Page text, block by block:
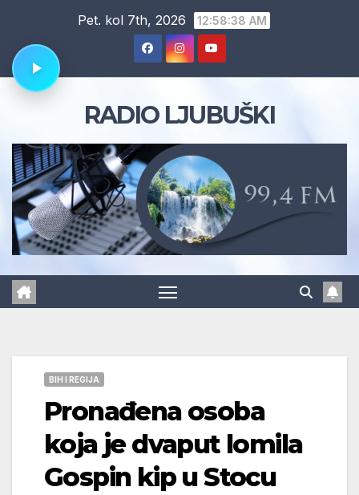
content
Pet. kol 7th, 2026 12:58:38 AM
RADIO LJUBUŠKI
BIH I REGIJA
Pronađena osoba
koja je dvaput lomila
Gospin kip u Stocu